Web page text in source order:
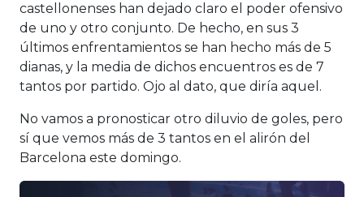
castellonenses han dejado claro el poder ofensivo
de uno y otro conjunto. De hecho, en sus 3
últimos enfrentamientos se han hecho más de 5
dianas, y la media de dichos encuentros es de 7
tantos por partido. Ojo al dato, que diría aquel.
No vamos a pronosticar otro diluvio de goles, pero
sí que vemos más de 3 tantos en el alirón del
Barcelona este domingo.